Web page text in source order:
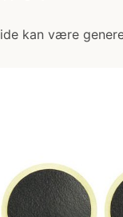
kan være